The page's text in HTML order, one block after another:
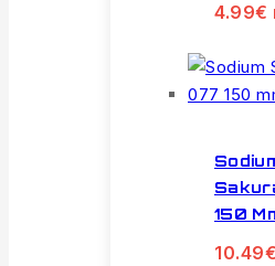
4.99€
150
10.49€